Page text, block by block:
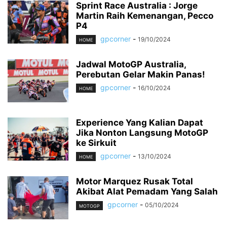
Sprint Race Australia : Jorge
Martin Raih Kemenangan, Pecco
P4
HOME gpcorner - 19/10/2024
Jadwal MotoGP Australia,
Perebutan Gelar Makin Panas!
HOME gpcorner - 16/10/2024
Experience Yang Kalian Dapat
Jika Nonton Langsung MotoGP
ke Sirkuit
HOME gpcorner - 13/10/2024
Motor Marquez Rusak Total
Akibat Alat Pemadam Yang Salah
MOTOGP gpcorner - 05/10/2024